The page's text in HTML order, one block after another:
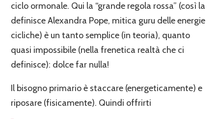
ciclo ormonale. Qui la “grande regola rossa” (così la
definisce Alexandra Pope, mitica guru delle energie
cicliche) è un tanto semplice (in teoria), quanto
quasi impossibile (nella frenetica realtà che ci
definisce): dolce far nulla!
Il bisogno primario è staccare (energeticamente) e
riposare (fisicamente). Quindi offrirti